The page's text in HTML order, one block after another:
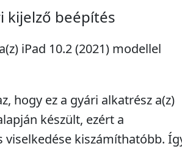
kijelző beépítés
iPad 10.2 (2021) modellel
hogy ez a gyári alkatrész a(z)
készült, ezért a
viselkedése kiszámíthatóbb.